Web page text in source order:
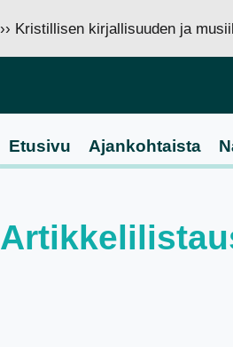
›› Kristillisen kirjallisuuden ja
Etusivu Ajankohtaista